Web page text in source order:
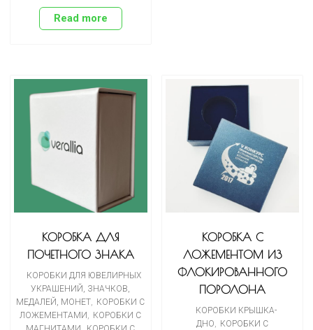
Read more
КОРОБКА ДЛЯ
ПОЧЕТНОГО ЗНАКА
КОРОБКИ ДЛЯ ЮВЕЛИРНЫХ
УКРАШЕНИЙ, ЗНАЧКОВ,
МЕДАЛЕЙ, МОНЕТ
КОРОБКИ С
ЛОЖЕМЕНТАМИ
КОРОБКИ С
КОРОБКА С
ЛОЖЕМЕНТОМ ИЗ
ФЛОКИРОВАННОГО
ПОРОЛОНА
КОРОБКИ КРЫШКА-
ДНО
КОРОБКИ С